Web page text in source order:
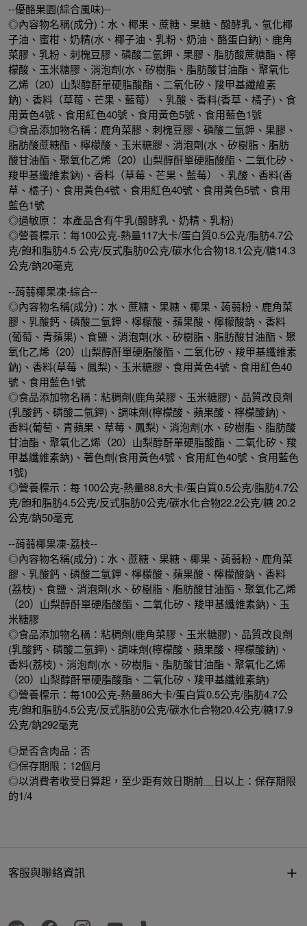
--優酪果園(綜合風味)--
◎內容物名稱(成分)：水、椰果、蔗糖、果糖、醱酵乳、氫化椰
子油、蜜柑、奶精(水、椰子油、乳粉、奶油、酪蛋白鈉)、鹿角
菜膠、乳粉、刺槐豆膠、磷酸二氫鉀、果膠、脂肪酸蔗糖酯、檸
檬酸、玉米糖膠、消泡劑(水、矽樹脂、脂肪酸甘油酯、聚氧化
乙烯（20）山梨醇酐單硬脂酸酯、二氧化矽、羧甲基纖維素
鈉)、香料（草莓、芒果、藍莓）、乳酸、香料(香草、橘子)、食
用黃色4號、食用紅色40號、食用黃色5號、食用藍色1號
◎食品添加物名稱：鹿角菜膠、刺槐豆膠、磷酸二氫鉀、果膠、
脂肪酸蔗糖酯、檸檬酸、玉米糖膠、消泡劑(水、矽樹脂、脂肪
酸甘油酯、聚氧化乙烯（20）山梨醇酐單硬脂酸酯、二氧化矽、
羧甲基纖維素鈉)、香料（草莓、芒果、藍莓）、乳酸、香料(香
草、橘子)、食用黃色4號、食用紅色40號、食用黃色5號、食用
藍色1號
◎過敏原： 本產品含有牛乳(醱酵乳、奶精、乳粉)
◎營養標示：每100公克-熱量117大卡/蛋白質0.5公克/脂肪4.7公
克/飽和脂肪4.5 公克/反式脂肪0公克/碳水化合物18.1公克/糖14.3
公克/鈉20毫克
--蒟蒻椰果凍-綜合--
◎內容物名稱(成分)：水、蔗糖、果糖、椰果、蒟蒻粉、鹿角菜
膠、乳酸鈣、磷酸二氫鉀、檸檬酸、蘋果酸、檸檬酸鈉、香料
(葡萄、青蘋果)、食鹽、消泡劑(水、矽樹脂、脂肪酸甘油酯、聚
氧化乙烯（20）山梨醇酐單硬脂酸酯、二氧化矽、羧甲基纖維素
鈉)、香料(草莓、鳳梨)、玉米糖膠、食用黃色4號、食用紅色40
號、食用藍色1號
◎食品添加物名稱：粘稠劑(鹿角菜膠、玉米糖膠)、品質改良劑
(乳酸鈣、磷酸二氫鉀)、調味劑(檸檬酸、蘋果酸、檸檬酸鈉)、
香料(葡萄、青蘋果、草莓、鳳梨)、消泡劑(水、矽樹脂、脂肪酸
甘油酯、聚氧化乙烯（20）山梨醇酐單硬脂酸酯、二氧化矽、羧
甲基纖維素鈉)、著色劑(食用黃色4號、食用紅色40號、食用藍色
1號)
◎營養標示：每 100公克-熱量88.8大卡/蛋白質0.5公克/脂肪4.7公
克/飽和脂肪4.5公克/反式脂肪0公克/碳水化合物22.2公克/糖 20.2
公克/鈉50毫克
--蒟蒻椰果凍-荔枝--
◎內容物名稱(成分)：水、蔗糖、果糖、椰果、蒟蒻粉、鹿角菜
膠、乳酸鈣、磷酸二氫鉀、檸檬酸、蘋果酸、檸檬酸鈉、香料
(荔枝)、食鹽、消泡劑(水、矽樹脂、脂肪酸甘油酯、聚氧化乙烯
（20）山梨醇酐單硬脂酸酯、二氧化矽、羧甲基纖維素鈉)、玉
米糖膠
◎食品添加物名稱：粘稠劑(鹿角菜膠、玉米糖膠)、品質改良劑
(乳酸鈣、磷酸二氫鉀)、調味劑(檸檬酸、蘋果酸、檸檬酸鈉)、
香料(荔枝)、消泡劑(水、矽樹脂、脂肪酸甘油酯、聚氧化乙烯
（20）山梨醇酐單硬脂酸酯、二氧化矽、羧甲基纖維素鈉)
◎營養標示：每100公克-熱量86大卡/蛋白質0.5公克/脂肪4.7公
克/飽和脂肪4.5公克/反式脂肪0公克/碳水化合物20.4公克/糖17.9
公克/鈉292毫克
◎是否含肉品：否
◎保存期限：12個月
◎以消費者收受日算起，至少距有效日期前＿日以上：保存期限
的1/4
客服與聯絡資訊